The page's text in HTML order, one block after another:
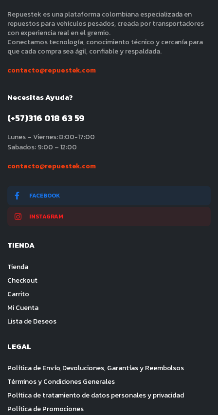
Repuestek es una plataforma colombiana especializada en
repuestos para vehículos pesados, creada por transportadores
con experiencia real en el gremio.
Conectamos tecnología, conocimiento técnico y cercanía para
que cada compra sea ágil, confiable y respaldada.
contacto@repuestek.com
Necesitas Ayuda?
(+57)316 018 63 59
Lunes – Viernes: 8:00-17:00
Sabados: 9:00 – 12:00
contacto@repuestek.com
FACEBOOK
INSTAGRAM
TIENDA
Tienda
Checkout
Carrito
Mi Cuenta
Lista de Deseos
LEGAL
Política de Envío, Devoluciones, Garantías y Reembolsos
Términos y Condiciones Generales
Política de tratamiento de datos personales y privacidad
Política de Promociones